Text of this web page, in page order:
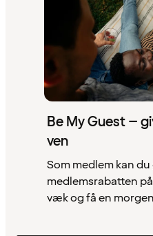
Be My Guest –
ven
Som medlem kan du
medlemsrabatten
væk og få en